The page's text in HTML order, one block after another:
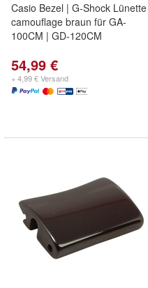
Casio Bezel | G-Shock Lünette
camouflage braun für GA-
100CM | GD-120CM
54,99 €
+ 4,99 € Versand